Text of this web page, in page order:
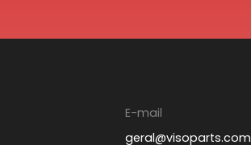
E-mail
geral@visoparts.com